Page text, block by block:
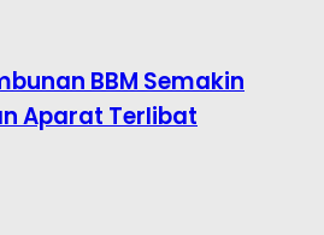
BBM Semakin
Aparat Terlibat